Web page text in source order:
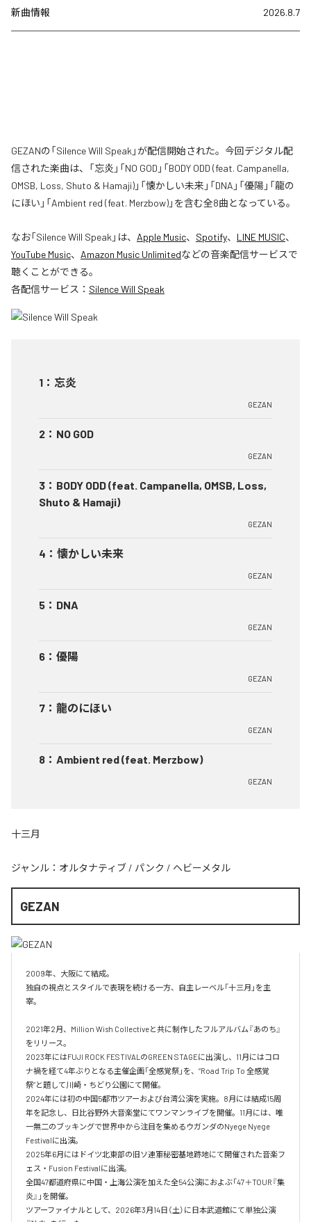
新曲情報 2026.8.7
GEZANの「Silence Will Speak」が配信開始された。今回デジタル配
信された楽曲は、「忘炎」「NO GOD」「BODY ODD (feat. Campanella,
OMSB, Loss, Shuto & Hamaji)」「懐かしい未来」「DNA」「優陽」「龍の
にほい」「Ambient red (feat. Merzbow)」を含む全8曲となっている。
なお「Silence Will Speak 」は、 Apple Music、 Spotify、 LINE MUSIC、
YouTube Music、 Amazon Music Unlimitedなどの音楽配信サービスで
聴くことができる。
各配信サービス： Silence Will Speak
1 ： 忘炎
GEZAN
2 ： NO GOD
GEZAN
3 ： BODY ODD (feat. Campanella, OMSB, Loss,
Shuto & Hamaji)
GEZAN
4 ： 懐かしい未来
GEZAN
5 ： DNA
GEZAN
6 ： 優陽
GEZAN
7 ： 龍のにほい
GEZAN
8 ： Ambient red (feat. Merzbow)
GEZAN
十三月
ジャンル： オルタナティブ / パンク / ヘビーメタル
GEZAN
2009年、大阪にて結成。
独自の視点とスタイルで表現を続ける一方、自主レーベル「十三月」を主
宰。
2021年2月、Million Wish Collectiveと共に制作したフルアルバム『あのち』
をリリース。
2023年にはFUJI ROCK FESTIVALのGREEN STAGEに出演し、11月にはコロ
ナ禍を経て4年ぶりとなる主催企画「全感覚祭」を、“Road Trip To 全感覚
祭”と題して川崎・ちどり公園にて開催。
2024年には初の中国5都市ツアーおよび台湾公演を実施。8月には結成15周
年を記念し、日比谷野外大音楽堂にてワンマンライブを開催。11月には、唯
一無二のブッキングで世界中から注目を集めるウガンダのNyege Nyege
Festivalに出演。
2025年6月にはドイツ北東部の旧ソ連軍秘密基地跡地にて開催された音楽フ
ェス・Fusion Festivalに出演。
全国47都道府県に中国・上海公演を加えた全54公演におよぶ「47＋TOUR『集
炎』」を開催。
ツアーファイナルとして、2026年3月14日（土）に日本武道館にて単独公演